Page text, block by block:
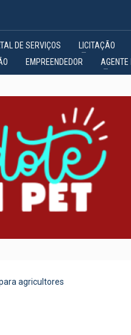
DE SERVIÇOS
LICITAÇÃO
EMPREENDEDOR AGENTE
agricultores